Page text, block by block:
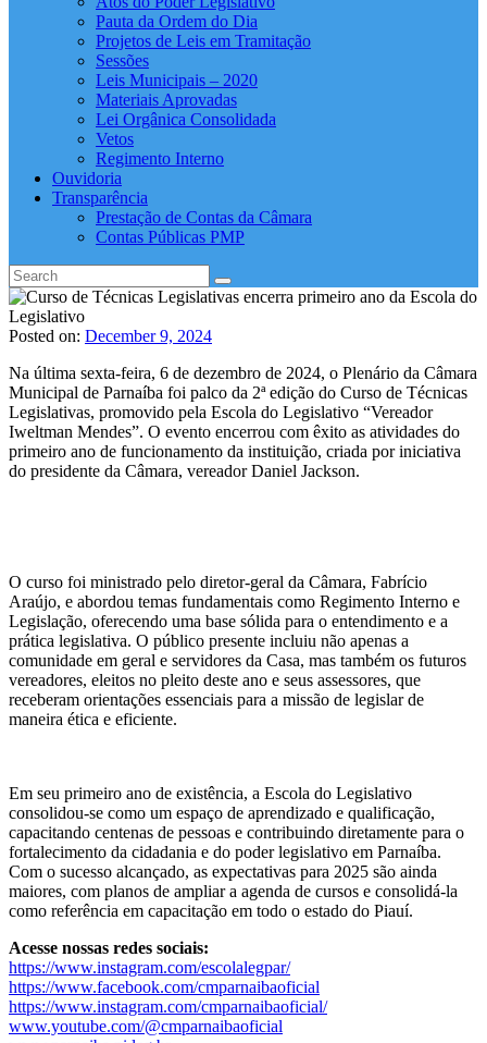
Pauta da Ordem do Dia
Projetos de Leis em Tramitação
Sessões
Leis Municipais – 2020
Materiais Aprovadas
Lei Orgânica Consolidada
Vetos
Regimento Interno
Ouvidoria
Transparência
Prestação de Contas da Câmara
Contas Públicas PMP
Posted on: December 9, 2024
Na última sexta-feira, 6 de dezembro de 2024, o Plenário da Câmara
Municipal de Parnaíba foi palco da 2ª edição do Curso de Técnicas
Legislativas, promovido pela Escola do Legislativo “Vereador
Iweltman Mendes”. O evento encerrou com êxito as atividades do
primeiro ano de funcionamento da instituição, criada por iniciativa
do presidente da Câmara, vereador Daniel Jackson.
O curso foi ministrado pelo diretor-geral da Câmara, Fabrício
Araújo, e abordou temas fundamentais como Regimento Interno e
Legislação, oferecendo uma base sólida para o entendimento e a
prática legislativa. O público presente incluiu não apenas a
comunidade em geral e servidores da Casa, mas também os futuros
vereadores, eleitos no pleito deste ano e seus assessores, que
receberam orientações essenciais para a missão de legislar de
maneira ética e eficiente.
Em seu primeiro ano de existência, a Escola do Legislativo
consolidou-se como um espaço de aprendizado e qualificação,
capacitando centenas de pessoas e contribuindo diretamente para o
fortalecimento da cidadania e do poder legislativo em Parnaíba.
Com o sucesso alcançado, as expectativas para 2025 são ainda
maiores, com planos de ampliar a agenda de cursos e consolidá-la
como referência em capacitação em todo o estado do Piauí.
Acesse nossas redes sociais:
https://www.instagram.com/escolalegpar/
https://www.facebook.com/cmparnaibaoficial
https://www.instagram.com/cmparnaibaoficial/
www.youtube.com/@cmparnaibaoficial